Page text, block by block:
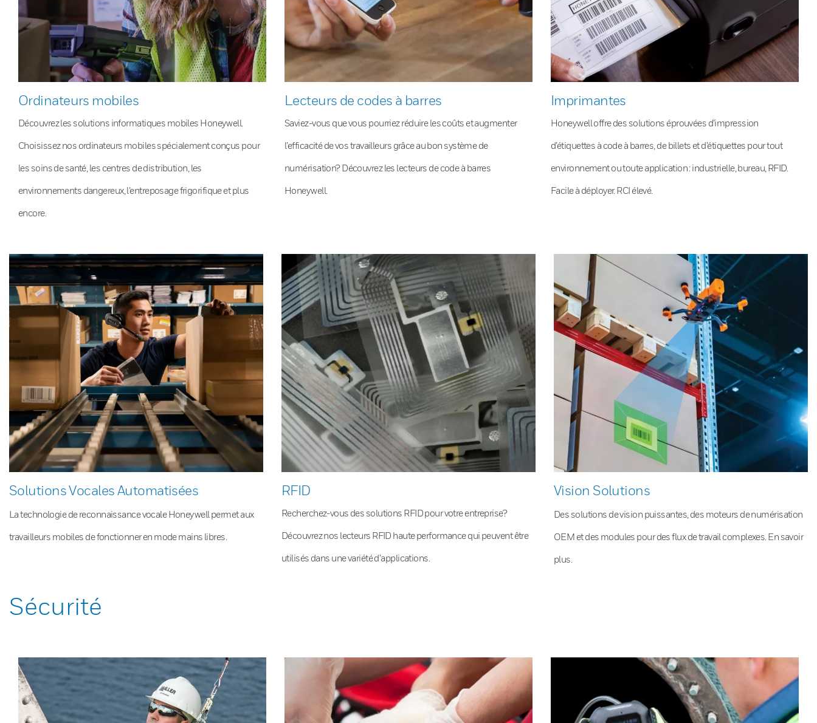
Ordinateurs mobiles
Découvrez les solutions informatiques mobiles Honeywell.
Choisissez nos ordinateurs mobiles spécialement conçus pour
les soins de santé, les centres de distribution, les
environnements dangereux, l’entreposage frigorifique et plus
encore.
Lecteurs de codes à barres
Saviez-vous que vous pourriez réduire les coûts et augmenter
l’efficacité de vos travailleurs grâce au bon système de
numérisation? Découvrez les lecteurs de code à barres
Honeywell.
Imprimantes
Honeywell offre des solutions éprouvées d’impression
d’étiquettes à code à barres, de billets et d’étiquettes pour tout
environnement ou toute application : industrielle, bureau, RFID.
Facile à déployer. RCI élevé.
Solutions Vocales Automatisées
La technologie de reconnaissance vocale Honeywell permet aux
travailleurs mobiles de fonctionner en mode mains libres.
RFID
Recherchez-vous des solutions RFID pour votre entreprise?
Découvrez nos lecteurs RFID haute performance qui peuvent être
utilisés dans une variété d’applications.
Vision Solutions
Des solutions de vision puissantes, des moteurs de numérisation
OEM et des modules pour des flux de travail complexes. En savoir
plus.
Sécurité